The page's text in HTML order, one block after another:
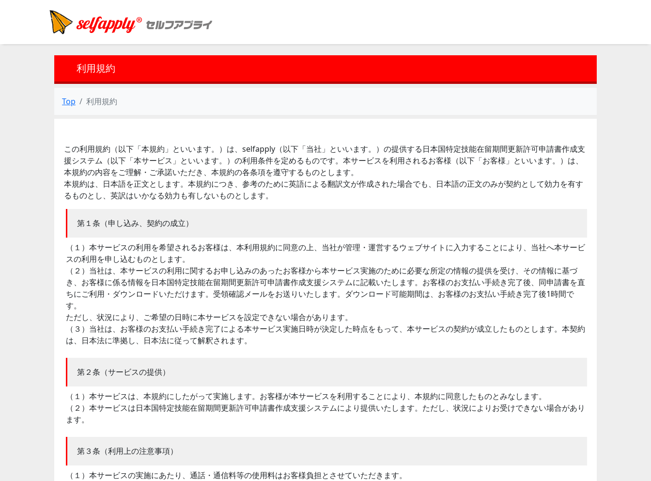
利用規約
Top 利用規約
この利用規約（以下「本規約」といいます。）は、selfapply（以下「当社」といいます。）の提供する日本国特定技能在留期間更新許可申請書作成支
援システム（以下「本サービス」といいます。）の利用条件を定めるものです。本サービスを利用されるお客様（以下「お客様」といいます。）は、
本規約の内容をご理解・ご承諾いただき、本規約の各条項を遵守するものとします。
本規約は、日本語を正文とします。本規約につき、参考のために英語による翻訳文が作成された場合でも、日本語の正文のみが契約として効力を有す
るものとし、英訳はいかなる効力も有しないものとします。
第１条（申し込み、契約の成立）
（１）本サービスの利用を希望されるお客様は、本利用規約に同意の上、当社が管理・運営するウェブサイトに入力することにより、当社へ本サービ
スの利用を申し込むものとします。
（２）当社は、本サービスの利用に関するお申し込みのあったお客様から本サービス実施のために必要な所定の情報の提供を受け、その情報に基づ
き、お客様に係る情報を日本国特定技能在留期間更新許可申請書作成支援システムに記載いたします。お客様のお支払い手続き完了後、同申請書を直
ちにご利用・ダウンロードいただけます。受領確認メールをお送りいたします。ダウンロード可能期間は、お客様のお支払い手続き完了後1時間で
す。
ただし、状況により、ご希望の日時に本サービスを設定できない場合があります。
（３）当社は、お客様のお支払い手続き完了による本サービス実施日時が決定した時点をもって、本サービスの契約が成立したものとします。本契約
は、日本法に準拠し、日本法に従って解釈されます。
第２条（サービスの提供）
（１）本サービスは、本規約にしたがって実施します。お客様が本サービスを利用することにより、本規約に同意したものとみなします。
（２）本サービスは日本国特定技能在留期間更新許可申請書作成支援システムにより提供いたします。ただし、状況によりお受けできない場合があり
ます。
第３条（利用上の注意事項）
（１）本サービスの実施にあたり、通話・通信料等の使用料はお客様負担とさせていただきます。